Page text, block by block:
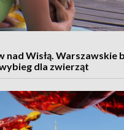
nad Wisłą. Warszawskie
dla zwierząt